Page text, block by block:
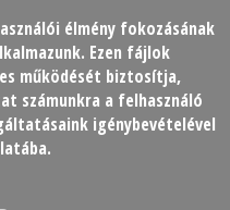
Társaság
Kapcsolat
élmény fokozásának
Ezen fájlok
működését biztosítja,
számunkra a felhasználó
igénybevételével